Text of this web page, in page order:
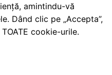
amintindu-vă
Dând clic pe „Accepta”,
cookie-urile.